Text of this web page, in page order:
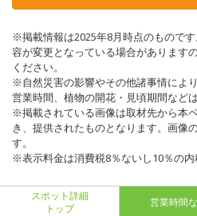
※掲載情報は2025年8月時点のもので
容が変更となっている場合があります
ください。
※自然災害の影響やその他諸事情によ
営業時間、植物の開花・見頃期間など
※掲載されている画像は取材先から本
き、提供されたものとなります。画像
す。
※表示料金は消費税8％ないし10％の内
スポット詳細
トップ
営業時間